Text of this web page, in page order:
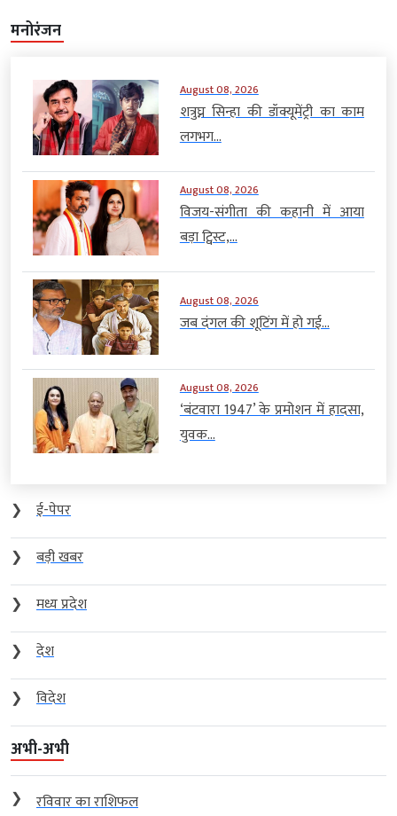
मनोरंजन
August 08, 2026
शत्रुघ्न सिन्हा की डॉक्यूमेंट्री का काम
लगभग...
August 08, 2026
विजय-संगीता की कहानी में आया
बड़ा ट्विस्ट,...
August 08, 2026
जब दंगल की शूटिंग में हो गई...
August 08, 2026
‘बंटवारा 1947’ के प्रमोशन में हादसा,
युवक...
❯
ई-पेपर
❯
बड़ी खबर
❯
मध्य प्रदेश
❯
देश
❯
विदेश
अभी-अभी
❯ रविवार का राशिफल